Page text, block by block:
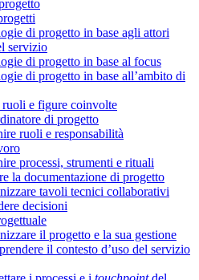
di progetto in base agli attori
servizio
di progetto in base al focus
di progetto in base all’ambito di
ruoli e figure coinvolte
di progetto
ruoli e responsabilità
processi, strumenti e rituali
la documentazione di progetto
tavoli tecnici collaborativi
decisioni
il progetto e la sua gestione
il contesto d’uso del servizio